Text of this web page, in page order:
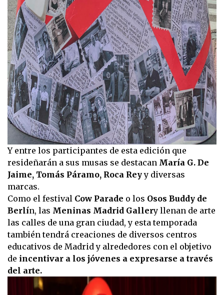
Y entre los participantes de esta edición que
resideñarán a sus musas se destacan María G. De
Jaime, Tomás Páramo, Roca Reyy diversas
marcas.
Como el festival Cow Parade o los Osos Buddy de
Berlín, las Meninas Madrid Gallery llenan de arte
las calles de una gran ciudad, y esta temporada
también tendrá creaciones de diversos centros
educativos de Madrid y alrededores con el objetivo
de incentivar a los jóvenes a expresarse a través
del arte.